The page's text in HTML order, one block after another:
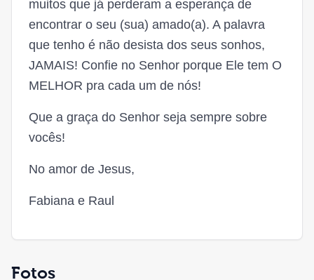
muitos que já perderam a esperança de
encontrar o seu (sua) amado(a). A palavra
que tenho é não desista dos seus sonhos,
JAMAIS! Confie no Senhor porque Ele tem O
MELHOR pra cada um de nós!
Que a graça do Senhor seja sempre sobre
vocês!
No amor de Jesus,
Fabiana e Raul
Fotos